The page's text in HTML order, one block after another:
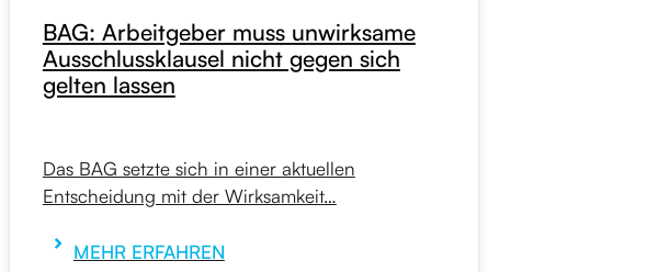
BAG: Arbeitgeber muss unwirksame
Ausschlussklausel nicht gegen sich
gelten lassen
Das BAG setzte sich in einer aktuellen
Entscheidung mit der Wirksamkeit…
MEHR ERFAHREN